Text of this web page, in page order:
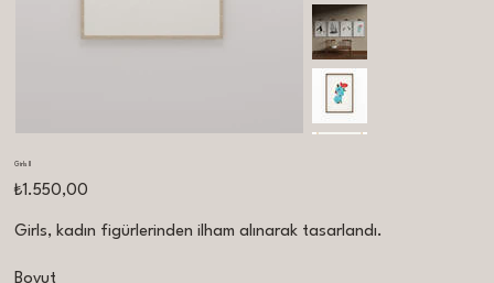
Girls II
Fiyat
₺1.550,00
Girls, kadın figürlerinden ilham alınarak tasarlandı.
Boyut